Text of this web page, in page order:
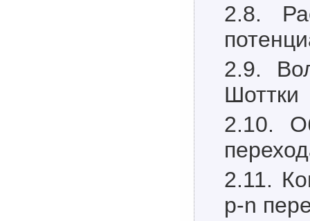
2.8.
2.9.
Шоттки
2.10.
2.11.
р-n